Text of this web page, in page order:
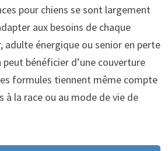
pour chiens se sont largement
aux besoins de chaque
adulte énergique ou senior en perte
bénéficier d’une couverture
formules tiennent même compte
à la race ou au mode de vie de